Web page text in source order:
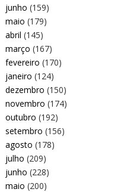
junho (159)
maio (179)
abril (145)
março (167)
fevereiro (170)
janeiro (124)
dezembro (150)
novembro (174)
outubro (192)
setembro (156)
agosto (178)
julho (209)
junho (228)
maio (200)